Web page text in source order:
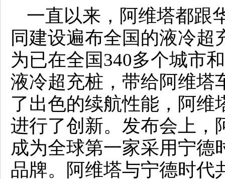
一直以来，阿维塔都跟
同建设遍布全国的液冷
为已在全国340多个城市
液冷超充桩，带给阿维塔
了出色的续航性能，阿维
进行了创新。发布会上，
成为全球第一家采用宁德
品牌。阿维塔与宁德时代